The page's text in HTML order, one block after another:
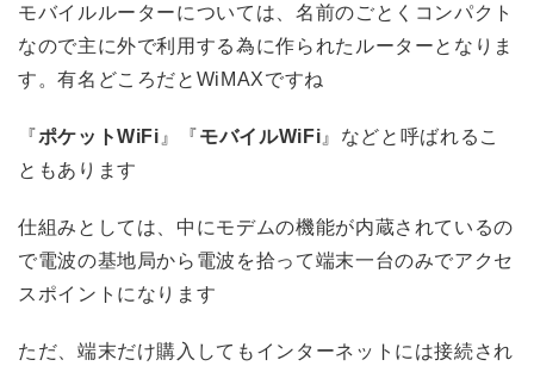
モバイルルーターについては、名前のごとくコンパクト
なので主に外で利用する為に作られたルーターとなりま
す。有名どころだとWiMAXですね
『ポケットWiFi 』『モバイルWiFi 』などと呼ばれるこ
ともあります
仕組みとしては、中にモデムの機能が内蔵されているの
で電波の基地局から電波を拾って端末一台のみでアクセ
スポイントになります
ただ、端末だけ購入してもインターネットには接続され